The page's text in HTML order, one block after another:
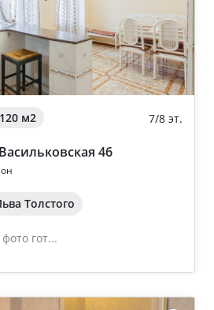
120 м2 7/8 эт.
46
Толстого
гот...